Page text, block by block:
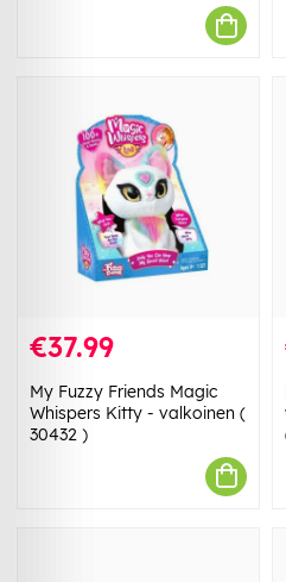
€37.99
My Fuzzy Friends Magic
Whispers Kitty - valkoinen (
30432 )